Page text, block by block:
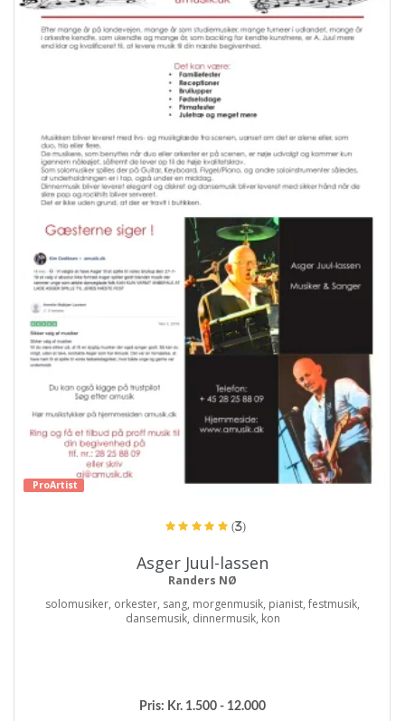
ProArtist
(3)
Asger Juul-lassen
Randers NØ
solomusiker, orkester, sang, morgenmusik, pianist, festmusik,
dansemusik, dinnermusik, kon
Pris: Kr. 1.500 - 12.000